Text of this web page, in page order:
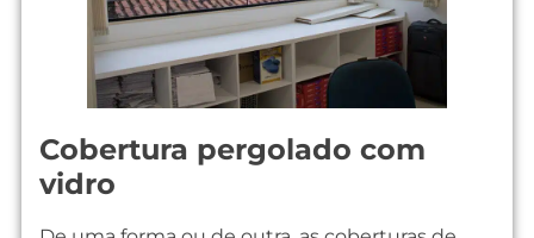
Cobertura pergolado com
vidro